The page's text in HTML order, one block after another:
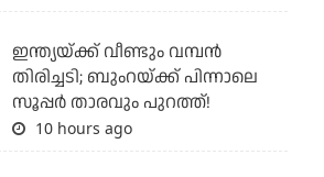
ഇന്ത്യയ്ക്ക് വീണ്ടും വമ്പന്‍
തിരിച്ചടി; ബുംറയ്ക്ക് പിന്നാലെ
സൂപ്പര്‍ താരവും പുറത്ത്!
10 hours ago